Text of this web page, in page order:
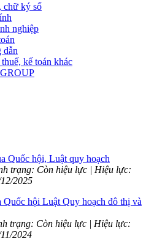
chữ ký số
nghiệp
dẫn
kế toán khác
Quốc hội, Luật quy hoạch
trạng: Còn hiệu lực | Hiệu lực:
2025
hội Luật Quy hoạch đô thị và
trạng: Còn hiệu lực | Hiệu lực:
2024